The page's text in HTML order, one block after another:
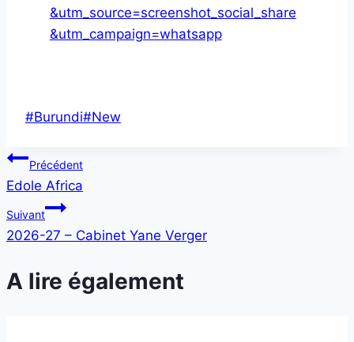
&utm_source=screenshot_social_share
&utm_campaign=whatsapp
Post
#Burundi#New
Navigation
de
l’article
Précédent
Edole Africa
Suivant
2026-27 – Cabinet Yane Verger
A lire également